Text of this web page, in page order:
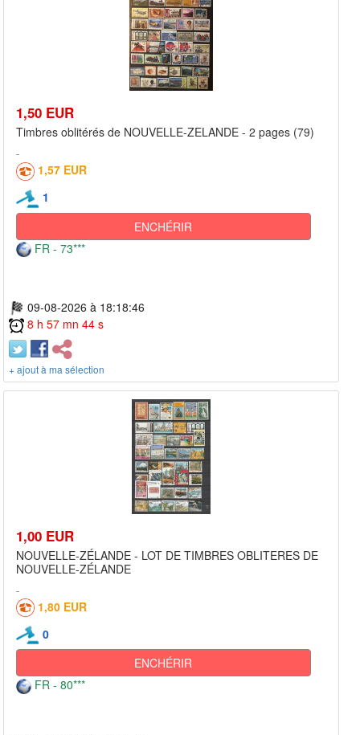
1,50 EUR
Timbres oblitérés de NOUVELLE-ZELANDE - 2 pages (79)
1,57 EUR
1
ENCHÉRIR
FR - 73***
09-08-2026 à 18:18:46
8 h 57 mn 44 s
+ ajout à ma sélection
1,00 EUR
NOUVELLE-ZÉLANDE - LOT DE TIMBRES OBLITERES DE
NOUVELLE-ZÉLANDE
1,80 EUR
0
ENCHÉRIR
FR - 80***